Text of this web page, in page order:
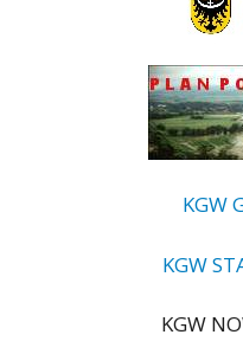
KGW
KGW
KGW